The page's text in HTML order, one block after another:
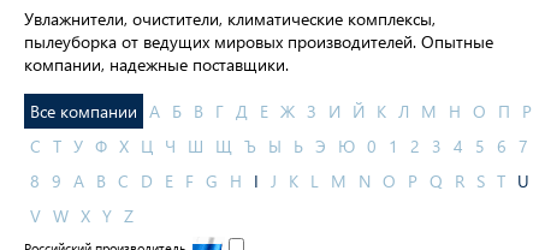
Увлажнители, очистители, климатические комплексы,
пылеуборка от ведущих мировых производителей. Опытные
компании, надежные поставщики.
Все компании А Б В Г Д Е Ж З И Й К Л М Н О П
Р
С Т У Ф Х Ц Ч Ш Щ Ъ Ы Ь Э Ю 0 1 2 3 4 5 6 7
8 9 A B C D E F G H I J K L M N O P Q R S T U
V W X Y Z